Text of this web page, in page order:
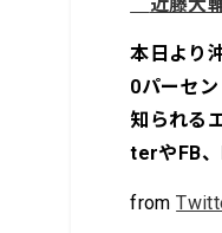
本日より
0パーセ
知られる
terやFB、
from